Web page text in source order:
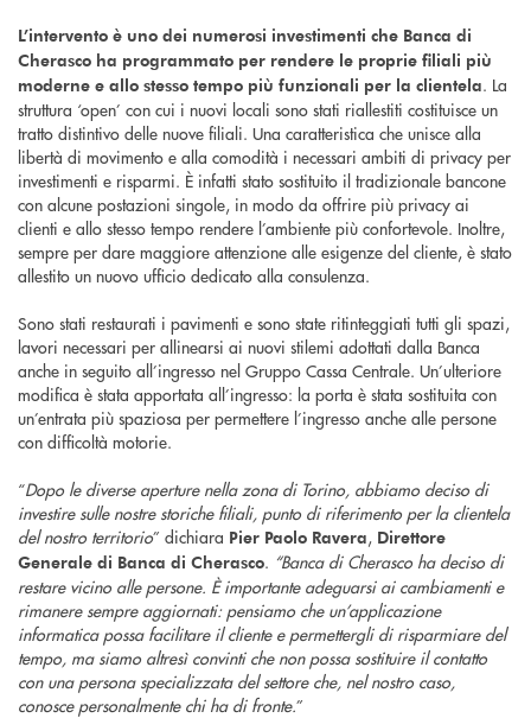
L’intervento è uno dei numerosi investimenti che Banca di
Cherasco ha programmato per rendere le proprie filiali più
moderne e allo stesso tempo più funzionali per la clientela. La
struttura ‘open’ con cui i nuovi locali sono stati riallestiti costituisce un
tratto distintivo delle nuove filiali. Una caratteristica che unisce alla
libertà di movimento e alla comodità i necessari ambiti di privacy per
investimenti e risparmi. È infatti stato sostituito il tradizionale bancone
con alcune postazioni singole, in modo da offrire più privacy ai
clienti e allo stesso tempo rendere l’ambiente più confortevole. Inoltre,
sempre per dare maggiore attenzione alle esigenze del cliente, è stato
allestito un nuovo ufficio dedicato alla consulenza.
Sono stati restaurati i pavimenti e sono state ritinteggiati tutti gli spazi,
lavori necessari per allinearsi ai nuovi stilemi adottati dalla Banca
anche in seguito all’ingresso nel Gruppo Cassa Centrale. Un’ulteriore
modifica è stata apportata all’ingresso: la porta è stata sostituita con
un’entrata più spaziosa per permettere l’ingresso anche alle persone
con difficoltà motorie.
“Dopo le diverse aperture nella zona di Torino, abbiamo deciso di
investire sulle nostre storiche filiali, punto di riferimento per la clientela
del nostro territorio” dichiara Pier Paolo Ravera, Direttore
Generale di Banca di Cherasco. “Banca di Cherasco ha deciso di
restare vicino alle persone. È importante adeguarsi ai cambiamenti e
rimanere sempre aggiornati: pensiamo che un’applicazione
informatica possa facilitare il cliente e permettergli di risparmiare del
tempo, ma siamo altresì convinti che non possa sostituire il contatto
con una persona specializzata del settore che, nel nostro caso,
conosce personalmente chi ha di fronte.”